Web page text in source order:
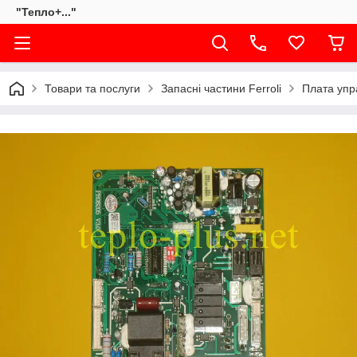
"Тепло+..."
Товари та послуги Запасні частини Ferroli Плата